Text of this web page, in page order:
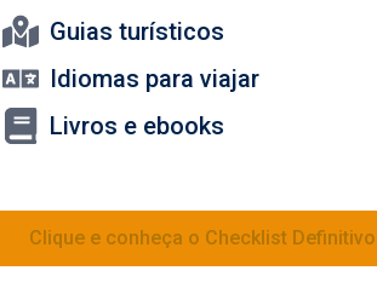
Guias turísticos
Idiomas para viajar
Livros e ebooks
Clique e conheça o Checklist